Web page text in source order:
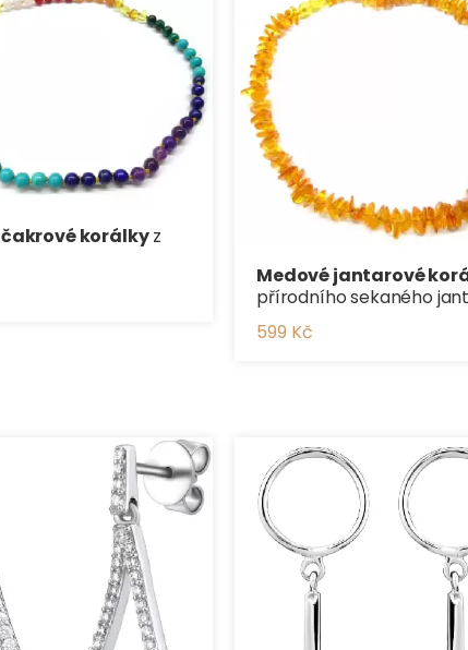
čakrové korálkyz
Medové jantarové
přírodního sekaného
599 Kč